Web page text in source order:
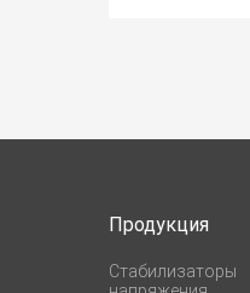
Продукция
Стабилизаторы